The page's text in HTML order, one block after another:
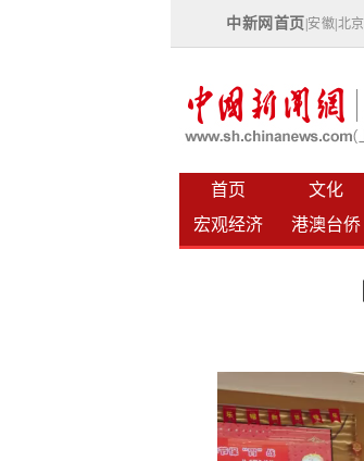
中新网首页 安徽 北京
首页 文化
宏观经济
港澳台侨